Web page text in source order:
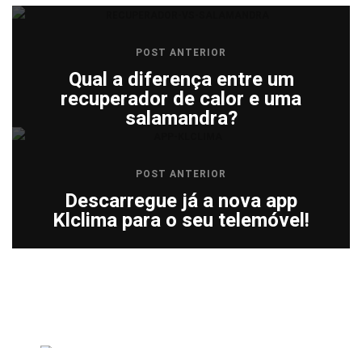
POST ANTERIOR
Qual a diferença entre um
recuperador de calor e uma
salamandra?
POST ANTERIOR
Descarregue já a nova app
Klclima para o seu telemóvel!